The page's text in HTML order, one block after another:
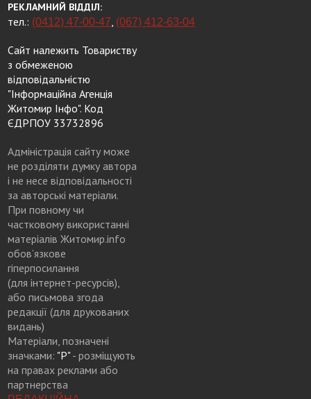
РЕКЛАМНИЙ ВІДДІЛ:
тел.: (0412) 47-00-47, (067) 412-63-04
Сайт належить Товариству
з обмеженою
відповідальністю
"Інформаційна Агенція
Житомир Інфо". Код
ЄДРПОУ 33732896
Адміністрація сайту може
не розділяти думку автора
і не несе відповідальності
за авторські матеріали.
При повному чи
частковому використанні
матеріалів Житомир.info
обов’язкове
гіперпосилання
(для інтернет-ресурсів),
або письмова згода
редакції (для друкованих
видань)
Матеріали, позначені
значками: "Р"- розміщують
на правах реклами або
партнерства